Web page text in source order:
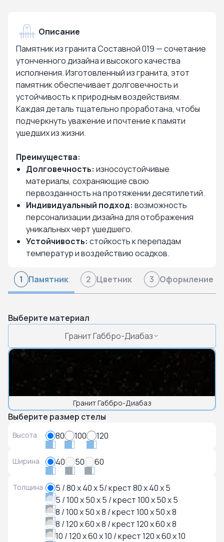
Описание
Памятник из гранита Составной 019 — сочетание
утонченного дизайна и высокого качества
исполнения. Изготовленный из гранита, этот
памятник обеспечивает долговечность и
устойчивость к природным воздействиям.
Каждая деталь тщательно проработана, чтобы
подчеркнуть уважение и почтение к памяти
ушедших из жизни.
Преимущества:
Долговечность: износоустойчивые
материалы, сохраняющие свою
первозданность на протяжении десятилетий.
Индивидуальный подход: возможность
персонализации дизайна для отображения
уникальных черт ушедшего.
Устойчивость: стойкость к перепадам
температур и воздействию осадков.
1 Памятник 2 Цветник 3 Оформление
Выберите материал
Гранит Габбро-Диабаз
Гранит Габбро-Диабаз
Выберите размер стелы
Высота 80 100 120
Ширина 40 50 60
Толщина
5 / 80 x 40 x 5/ крест 80 x 40 x 5
5 / 100 x 50 x 5 / крест 100 x 50 x 5
8 / 100 x 50 x 8 / крест 100 x 50 x 8
8 / 120 x 60 x 8 / крест 120 x 60 x 8
10 / 120 x 60 x 10 / крест 120 x 60 x 10